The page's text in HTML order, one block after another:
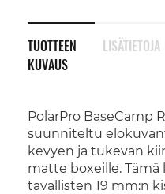
TUOTTEEN
KUVAUS
PolarPro BaseCamp
suunniteltu
kevyen ja tukevan
matte boxeille.
tavallisten 19 mm:n
LISÄTIETOJA